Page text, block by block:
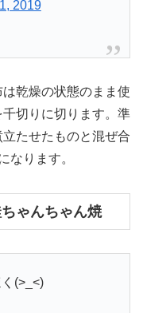
2019
乾燥の状態のまま使
切りに切ります。準
たせたものと混ぜ合
なります。
ゃんちゃん焼
(>_<)